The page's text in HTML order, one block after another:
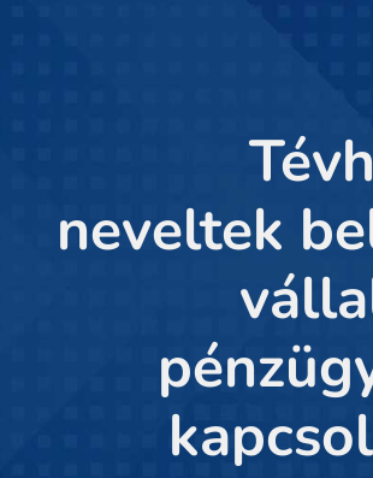
neveltek